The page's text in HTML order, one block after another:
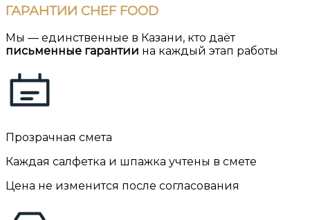
ГАРАНТИИ CHEF FOOD
Мы — единственные в Казани, кто даёт
письменные гарантии на каждый этап работы
Прозрачная смета
Каждая салфетка и шпажка учтены в смете
Цена не изменится после согласования